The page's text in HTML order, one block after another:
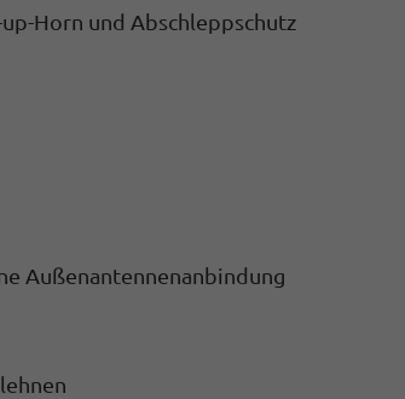
Horn und Abschleppschutz
Außenantennenanbindung